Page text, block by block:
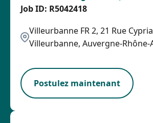
Villeurbanne FR 2, 21 Rue
Villeurbanne, Auvergne-Rhône-
R5042418
Postulez maintenant